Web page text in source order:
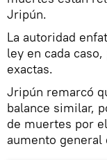
Jripún.
La autoridad
ley en cada
exactas.
Jripún remarcó
balance similar,
de muertes por
aumento